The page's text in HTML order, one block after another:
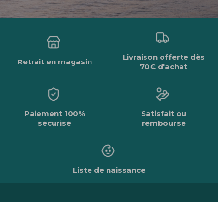
Retrait en magasin
Livraison offerte dès
70€ d'achat
Paiement 100%
sécurisé
Satisfait ou
remboursé
Liste de naissance